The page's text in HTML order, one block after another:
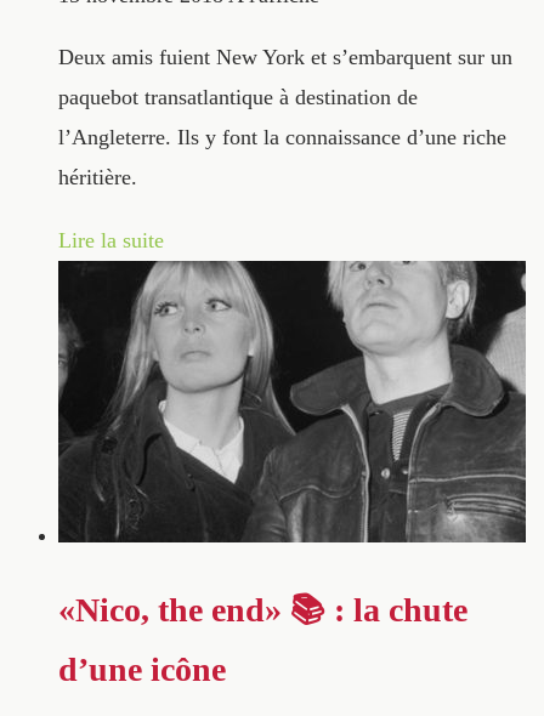
Deux amis fuient New York et s’embarquent sur un
paquebot transatlantique à destination de
l’Angleterre. Ils y font la connaissance d’une riche
héritière.
Lire la suite
«Nico, the end» 📚 : la chute
d’une icône